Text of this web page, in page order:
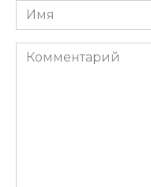
Имя
*
Комментарий